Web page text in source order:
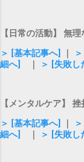
【日常の活動】 無
＞ [基本記事へ]
細へ]
＞ [失敗し
【メンタルケア】
＞ [基本記事へ]
細へ]
＞ [失敗し